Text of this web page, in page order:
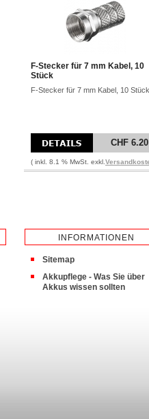
F-Stecker für 7 mm Kabel, 10
Stück
F-Stecker für 7 mm Kabel, 10 Stück
CHF 6.20
( inkl. 8.1 % MwSt. exkl.
INFORMATIONEN
Sitemap
Akkupflege - Was Sie über
Akkus wissen sollten